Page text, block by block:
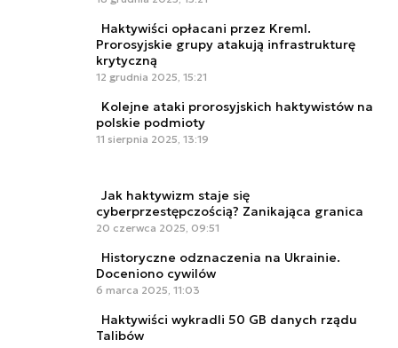
Haktywiści opłacani przez Kreml.
Prorosyjskie grupy atakują infrastrukturę
krytyczną
12 grudnia 2025, 15:21
Kolejne ataki prorosyjskich haktywistów na
polskie podmioty
11 sierpnia 2025, 13:19
Jak haktywizm staje się
cyberprzestępczością? Zanikająca granica
20 czerwca 2025, 09:51
Historyczne odznaczenia na Ukrainie.
Doceniono cywilów
6 marca 2025, 11:03
Haktywiści wykradli 50 GB danych rządu
Talibów